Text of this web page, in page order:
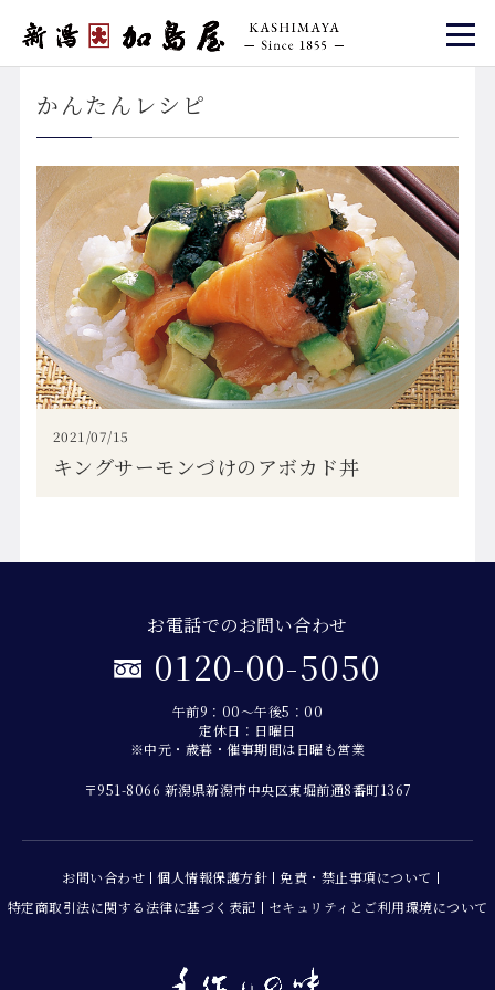
かんたんレシピ
2021/07/15
キングサーモンづけのアボカド丼
お電話でのお問い合わせ
0120-00-5050
午前9：00～午後5：00
定休日：日曜日
※中元・歳暮・催事期間は日曜も営業
〒951-8066 新潟県新潟市中央区東堀前通8番町1367
お問い合わせ 個人情報保護方針
免責・禁止事項について
特定商取引法に関する法律に基づく表記
セキュリティとご利用環境について